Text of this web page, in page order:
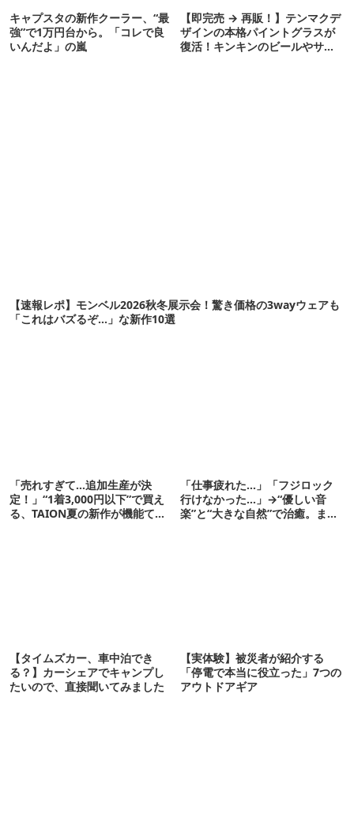
キャプスタの新作クーラー、“最
強”で1万円台から。「コレで良
いんだよ」の嵐
【即完売 → 再販！】テンマクデ
ザインの本格パイントグラスが
復活！キンキンのビールやサワ
【速報レポ】モンベル2026秋冬展示会！驚き価格の3wayウェアも
「これはバズるぞ…」な新作10選
「売れすぎて…追加生産が決
定！」“1着3,000円以下”で買え
る、TAION夏の新作が機能てん
「仕事疲れた…」「フジロック
行けなかった…」→“優しい音
楽”と“大きな自然”で治癒。まだ
【タイムズカー、車中泊でき
る？】カーシェアでキャンプし
たいので、直接聞いてみました
【実体験】被災者が紹介する
「停電で本当に役立った」7つの
アウトドアギア